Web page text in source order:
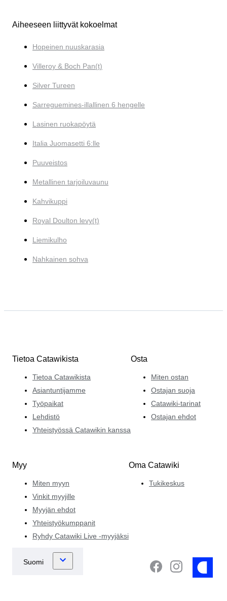
Aiheeseen liittyvät kokoelmat
Hopeinen nuuskarasia
Villeroy & Boch Pan(t)
Silver Tureen
Sarreguemines-illallinen 6 hengelle
Lasinen ruokapöytä
Italia Juomasetti 6:lle
Puuveistos
Metallinen tarjoiluvaunu
Kahvikuppi
Royal Doulton levy(t)
Liemikulho
Nahkainen sohva
Tietoa Catawikista
Tietoa Catawikista
Asiantuntijamme
Työpaikat
Lehdistö
Yhteistyössä Catawikin kanssa
Osta
Miten ostan
Ostajan suoja
Catawiki-tarinat
Ostajan ehdot
Myy
Miten myyn
Vinkit myyjille
Myyjän ehdot
Yhteistyökumppanit
Ryhdy Catawiki Live -myyjäksi
Oma Catawiki
Tukikeskus